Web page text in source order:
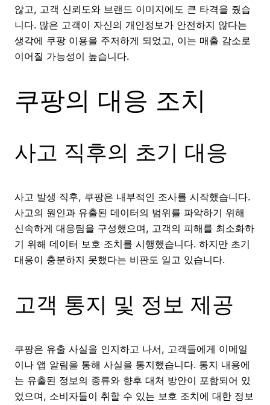
않고, 고객 신뢰도와 브랜드 이미지에도 큰 타격을 줬습
니다. 많은 고객이 자신의 개인정보가 안전하지 않다는
생각에 쿠팡 이용을 주저하게 되었고, 이는 매출 감소로
이어질 가능성이 높습니다.
쿠팡의 대응 조치
사고 직후의 초기 대응
사고 발생 직후, 쿠팡은 내부적인 조사를 시작했습니다.
사고의 원인과 유출된 데이터의 범위를 파악하기 위해
신속하게 대응팀을 구성했으며, 고객의 피해를 최소화하
기 위해 데이터 보호 조치를 시행했습니다. 하지만 초기
대응이 충분하지 못했다는 비판도 일고 있습니다.
고객 통지 및 정보 제공
쿠팡은 유출 사실을 인지하고 나서, 고객들에게 이메일
이나 앱 알림을 통해 사실을 통지했습니다. 통지 내용에
는 유출된 정보의 종류와 향후 대처 방안이 포함되어 있
었으며, 소비자들이 취할 수 있는 보호 조치에 대한 정보